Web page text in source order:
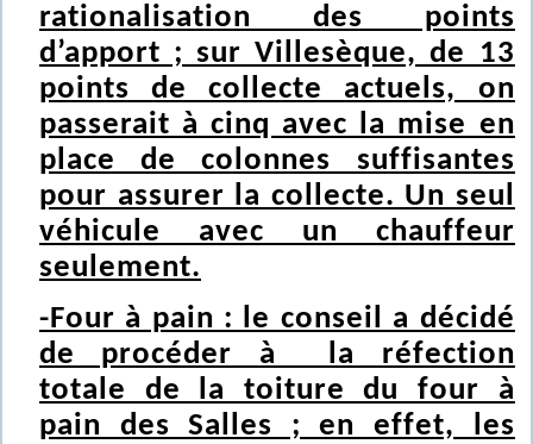
rationalisation des points
d’apport ; sur Villesèque, de 13
points de collecte actuels, on
passerait à cinq avec la mise en
place de colonnes suffisantes
pour assurer la collecte. Un seul
véhicule avec un chauffeur
seulement.
-Four à pain : le conseil a décidé
de procéder à la réfection
totale de la toiture du four à
pain des Salles ; en effet, les